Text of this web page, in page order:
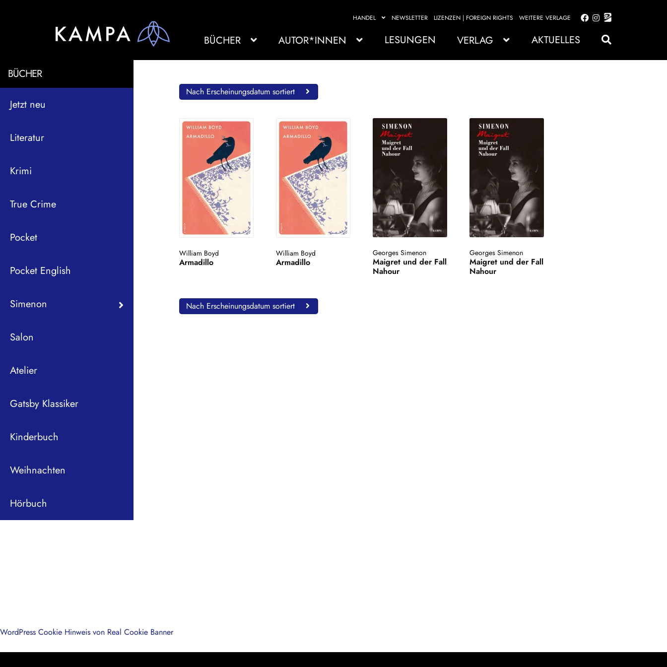
HANDEL NEWSLETTER LIZENZEN | FOREIGN RIGHTS WEITERE VERLAGE
Zur
springen
Zum
springen
BÜCHER AUTOR*INNEN LESUNGEN VERLAG AKTUELLES
BÜCHER
Jetzt neu
Literatur
Krimi
True Crime
Pocket
Pocket English
Simenon
Salon
Atelier
Gatsby Klassiker
Kinderbuch
Weihnachten
Hörbuch
Nach Erscheinungsdatum sortiert
William Boyd
Armadillo
William Boyd
Armadillo
Georges Simenon
Maigret und der Fall
Nahour
Georges Simenon
Maigret und der Fall
Nahour
Nach Erscheinungsdatum sortiert
WordPress Cookie Hinweis von Real Cookie Banner